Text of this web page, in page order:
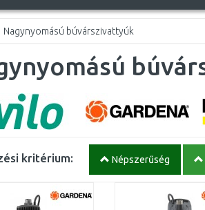
Nagynyomású búvárszivattyúk
kritérium: Népszerűség